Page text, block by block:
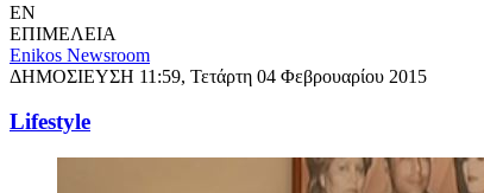
EN
ΕΠΙΜΕΛΕΙΑ
Enikos Newsroom
ΔΗΜΟΣΙΕΥΣΗ 11:59, Τετάρτη 04 Φεβρουαρίου 2015
Lifestyle